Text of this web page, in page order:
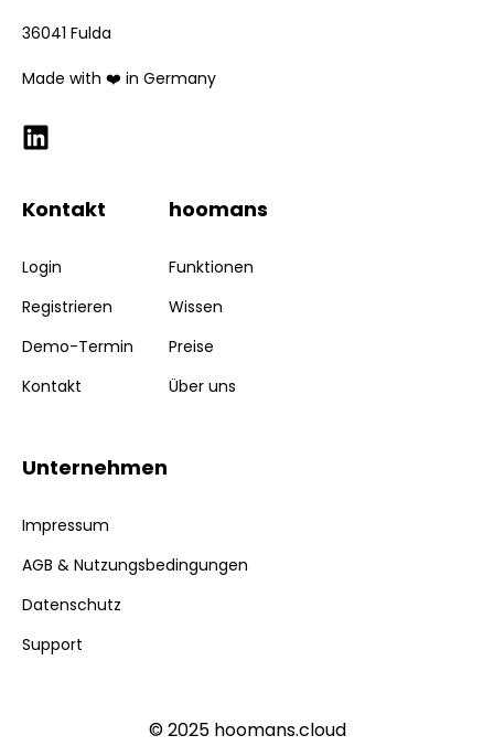
36041 Fulda
Made with ❤️ in Germany
Kontakt
Login
Registrieren
Demo-Termin
Kontakt
hoomans
Funktionen
Wissen
Preise
Über uns
Unternehmen
Impressum
AGB & Nutzungsbedingungen
Datenschutz
Support
© 2025 hoomans.cloud